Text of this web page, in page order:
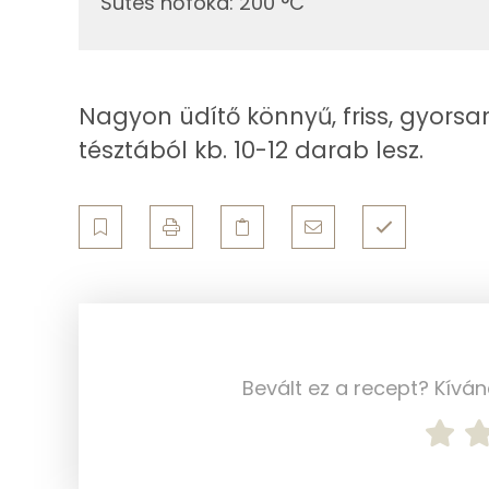
Összesen
Összesen
Egyszeresen telítetlen zsírsav:
Ásványi anyagok
Nagyon üdítő könnyű, friss,
tésztából kb. 10-12 darab lesz.
Bevált ez a recept?